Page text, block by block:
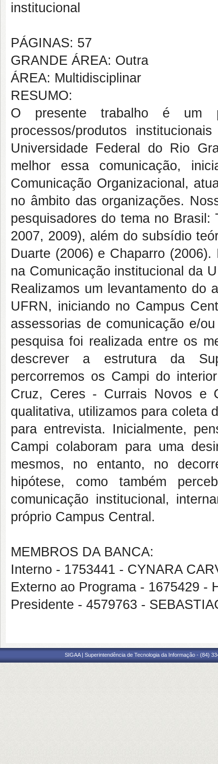
institucional
PÁGINAS: 57
GRANDE ÁREA: Outra
ÁREA: Multidisciplinar
RESUMO:
O presente trabalho é um
processos/produtos
Universidade Federal do Rio
melhor essa comunicação,
Comunicação Organizacional,
no âmbito das organizações.
pesquisadores do tema no
2007, 2009), além do subsídio
Duarte (2006) e Chaparro
na Comunicação institucional da
Realizamos um levantamento do
UFRN, iniciando no Campus
assessorias de comunicação e/
pesquisa foi realizada entre os
descrever a estrutura da
percorremos os Campi do
Cruz, Ceres - Currais Novos e
qualitativa, utilizamos para coleta
para entrevista. Inicialmente,
Campi colaboram para uma
mesmos, no entanto, no
hipótese, como também
comunicação institucional,
próprio Campus Central.
MEMBROS DA BANCA:
Interno - 1753441 - CYNARA
Externo ao Programa - 1675429 -
Presidente - 4579763 -
SIGAA | Superintendência de Tecnologia da Informação - (84)